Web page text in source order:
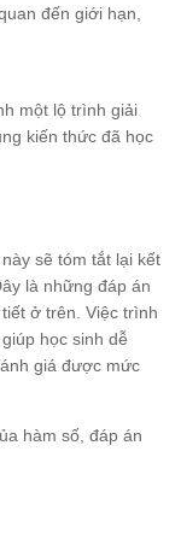
đến giới hạn,
một lộ trình giải
kiến thức đã học
sẽ tóm tắt lại kết
là những đáp án
ở trên. Việc trình
học sinh dễ
giá được mức
hàm số, đáp án